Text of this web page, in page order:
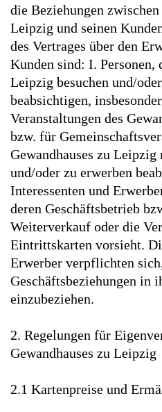
die Beziehungen
Leipzig und seinen
des Vertrages über den
Kunden sind: I. Personen,
Leipzig besuchen und/
beabsichtigen,
Veranstaltungen des
bzw. für
Gewandhauses zu
und/oder zu erwerben
Interessenten und
deren Geschäftsbetrieb
Weiterverkauf oder die
Eintrittskarten vorsieht.
Erwerber verpflichten
Geschäftsbeziehungen in
einzubeziehen.
2. Regelungen für
Gewandhauses zu Leipzig
2.1 Kartenpreise und